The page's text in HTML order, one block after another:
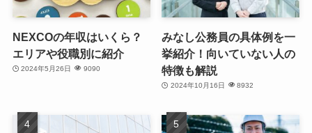
NEXCOの年収はいくら？
エリアや役職別に紹介
2024年5月26日 9090
みなし公務員の具体例を一
挙紹介！向いていない人の
特徴も解説
2024年10月16日 8932